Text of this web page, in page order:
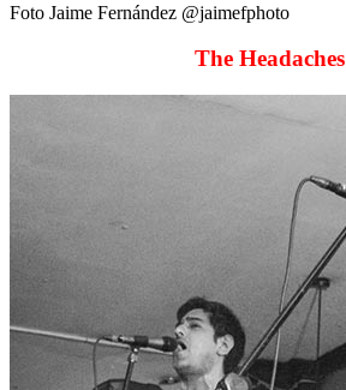
Foto Jaime Fernández @jaimefphoto
The Headaches